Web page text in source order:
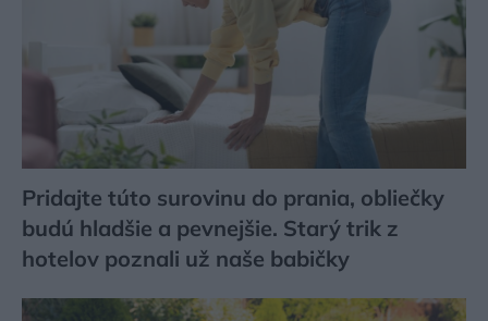
Pridajte túto surovinu do prania, obliečky
budú hladšie a pevnejšie. Starý trik z
hotelov poznali už naše babičky